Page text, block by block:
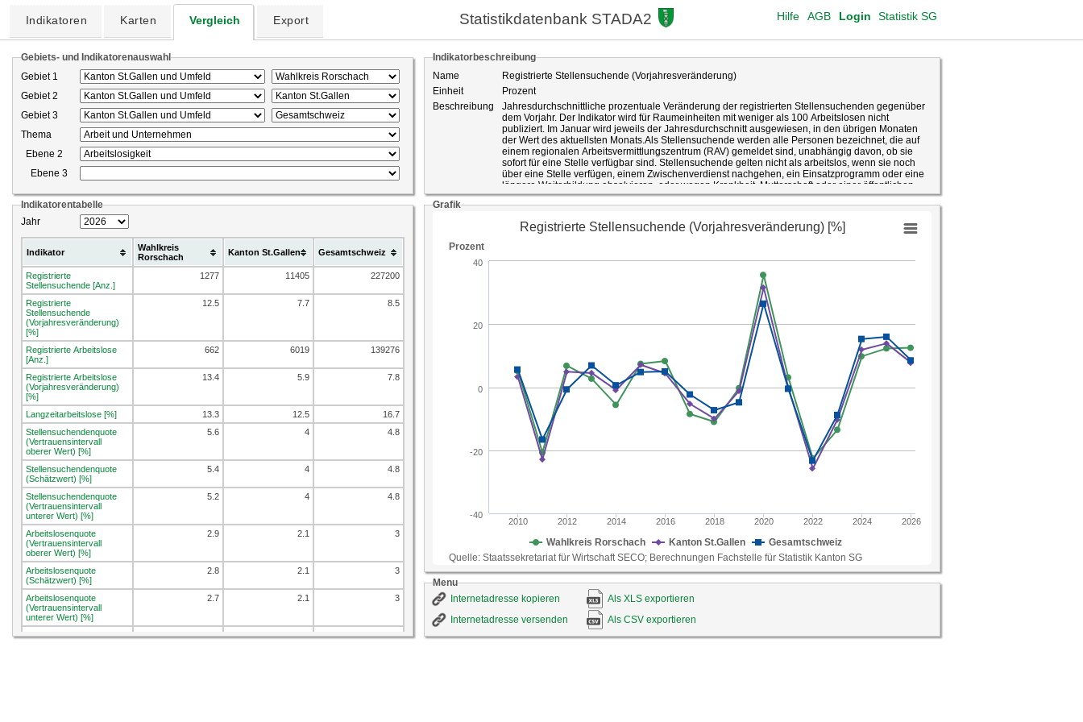
Indikatoren Karten Vergleich Export Statistikdatenbank STADA2 Login Statistik SG
AGB
Hilfe
Gebiets- und Indikatorenauswahl
Gebiet 1
Gebiet 2
Gebiet 3
Thema
Ebene 2
Ebene 3
Indikatorentabelle
Jahr
Indikator
Wahlkreis
Rorschach
Kanton St.Gallen Gesamtschweiz
Registrierte
Stellensuchende [Anz.]
1277 11405 227200
Registrierte
Stellensuchende
(Vorjahresveränderung)
[%]
12.5 7.7 8.5
Registrierte Arbeitslose
[Anz.]
662 6019 139276
Registrierte Arbeitslose
(Vorjahresveränderung)
[%]
13.4 5.9 7.8
Langzeitarbeitslose [%] 13.3 12.5
16.7
Stellensuchendenquote
(Vertrauensintervall
oberer Wert) [%]
5.6 4 4.8
Stellensuchendenquote
(Schätzwert) [%]
5.4 4 4.8
Stellensuchendenquote
(Vertrauensintervall
unterer Wert) [%]
5.2 4 4.8
Arbeitslosenquote
(Vertrauensintervall
oberer Wert) [%]
2.9 2.1 3
Arbeitslosenquote
(Schätzwert) [%]
2.8 2.1 3
Arbeitslosenquote
(Vertrauensintervall
unterer Wert) [%]
2.7 2.1 3
Jugendarbeitslosenquote
3.6 2.1 2.8
Indikatorbeschreibung
Name
Registrierte Stellensuchende (Vorjahresveränderung)
Einheit
Prozent
Beschreibung
Jahresdurchschnittliche prozentuale Veränderung der registrierten Stellensuchenden gegenüber
dem Vorjahr. Der Indikator wird für Raumeinheiten mit weniger als 100 Arbeitslosen nicht
publiziert. Im Januar wird jeweils der Jahresdurchschnitt ausgewiesen, in den übrigen Monaten
der Wert des aktuellsten Monats.Als Stellensuchende werden alle Personen bezeichnet, die auf
einem regionalen Arbeitsvermittlungszentrum (RAV) gemeldet sind, unabhängig davon, ob sie
sofort für eine Stelle verfügbar sind. Stellensuchende gelten nicht als arbeitslos, wenn sie noch
über eine Stelle verfügen, einem Zwischenverdienst nachgehen, ein Einsatzprogramm oder eine
längere Weiterbildung absolvieren, oder wegen Krankheit, Mutterschaft oder einer öffentlichen
Dienstleistung keine Stelle antreten können.
Die Stellensuchendenzahlen variieren saisonal, konjunkturell und in Abhängigkeit der
gesetzlichen Rahmenbedingungen. Die prozentuale Veränderung gegenüber dem gleichen
Stellensuchendenzahlen erfolgen. Die Stellensuchendenzahl unterscheidet sich von derjenigen
der Arbeitslosen dadurch, dass sie auch die auf dem RAV gemeldeten Personen umfasst, die nicht
sofort für eine Stelle verfügbar sind. Allerdings handelt es sich auch bei nicht-arbeitslosen
Stellensuchenden um Personen, die unmittelbar von Stellenverlust bedroht sind oder gar keine
Stelle haben oder aber zu einem geringeren Beschäftigungsgrad als erwünscht. Auch nicht-
arbeitslose Stellensuchende können finanzielle Leistungen der Arbeitslosenversicherung in
Anspruch nehmen. Die meisten Stellensuchenden gehen zwischen An- und Abmeldung vom RAV
durch mehrere Phasen, in denen sie als arbeitslos oder als nicht-arbeitslos gelten. Die Zahl der
Stellensuchenden kann auch als Indikator für die Inanspruchnahme der RAV gesehen werden.
413
Staatssekretariat für Wirtschaft SECO; Berechnungen Fachstelle für Statistik Kanton SG
Grafik
Menu
Internetadresse kopieren
Als XLS exportieren
Internetadresse versenden
Als CSV exportieren